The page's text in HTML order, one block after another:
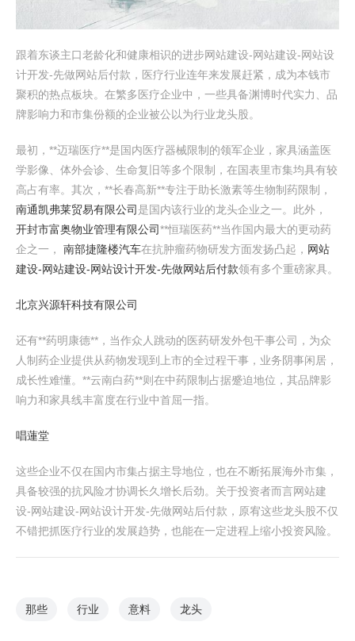
跟着东谈主口老龄化和健康相识的进步网站建设-网站建设-网站设
计开发-先做网站后付款，医疗行业连年来发展赶紧，成为本钱市
聚积的热点板块。在繁多医疗企业中，一些具备渊博时代实力、品
牌影响力和市集份额的企业被公以为行业龙头股。
最初，**迈瑞医疗**是国内医疗器械限制的领军企业，家具涵盖医
学影像、体外会诊、生命复旧等多个限制，在国表里市集均具有较
高占有率。其次，**长春高新**专注于助长激素等生物制药限制，
南通凯弗莱贸易有限公司 是国内该行业的龙头企业之一。此外，
开封市富奥物业管理有限公司**恒瑞医药**当作国内最大的更动药
企之一， 南部捷隆楼汽车在抗肿瘤药物研发方面发扬凸起， 网站
建设-网站建设-网站设计开发-先做网站后付款领有多个重磅家具。
北京兴源轩科技有限公司
还有**药明康德**，当作众人跳动的医药研发外包干事公司，为众
人制药企业提供从药物发现到上市的全过程干事，业务阴事闲居，
成长性难懂。**云南白药**则在中药限制占据蹙迫地位，其品牌影
响力和家具线丰富度在行业中首屈一指。
唱蓮堂
这些企业不仅在国内市集占据主导地位，也在不断拓展海外市集，
具备较强的抗风险才协调长久增长后劲。关于投资者而言网站建
设-网站建设-网站设计开发-先做网站后付款，原宥这些龙头股不仅
不错把抓医疗行业的发展趋势，也能在一定进程上缩小投资风险。
那些 行业 意料 龙头